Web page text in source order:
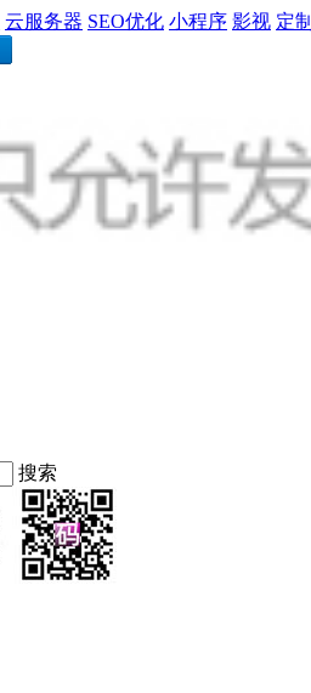
云服务器 SEO优化 小程序 影视 定
搜索